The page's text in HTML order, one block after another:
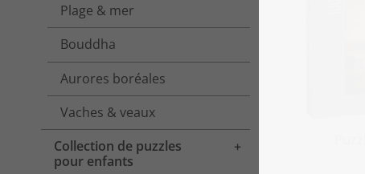
Plage & mer
Bouddha
Aurores boréales
Vaches & veaux
Collection de puzzles
pour enfants
Toggle menu